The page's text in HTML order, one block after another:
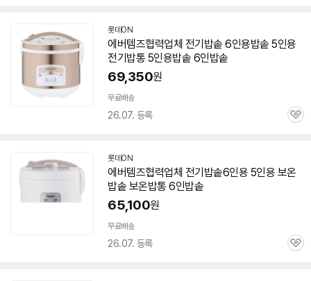
롯데ON
에버템즈협력업체 전기밥솥 6인용밥솥 5인용
전기밥통 5인용밥솥 6인밥솥
69,350원
무료배송
26.07. 등록
관
롯데ON
에버템즈협력업체 전기밥솥6인용 5인용 보온
밥솥 보온밥통 6인밥솥
65,100원
무료배송
26.07. 등록
관